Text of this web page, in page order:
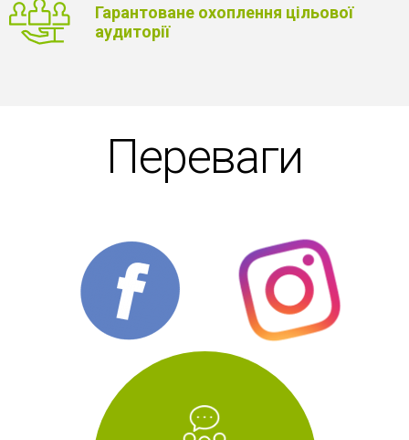
Гарантоване охоплення цільової
аудиторії
Переваги